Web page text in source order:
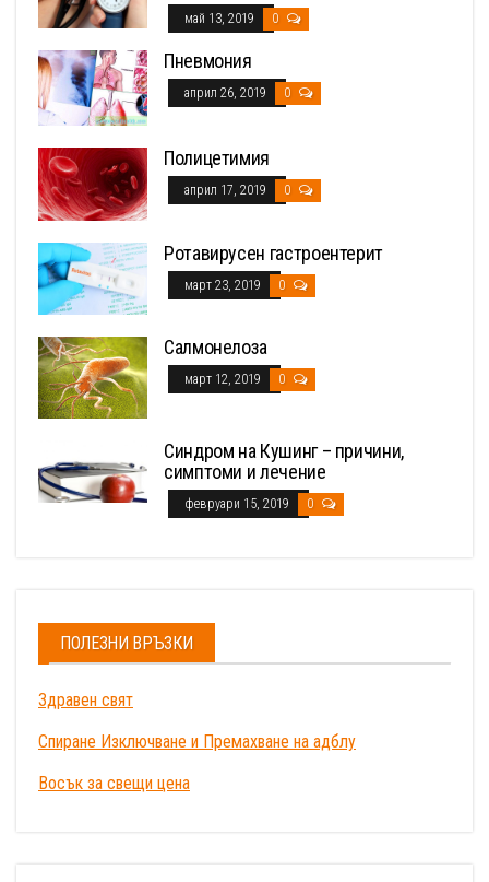
май 13, 2019 0
Пневмония
април 26, 2019 0
Полицетимия
април 17, 2019 0
Ротавирусен гастроентерит
март 23, 2019 0
Салмонелоза
март 12, 2019 0
Синдром на Кушинг – причини,
симптоми и лечение
февруари 15, 2019 0
ПОЛЕЗНИ ВРЪЗКИ
Здравен свят
Спиране Изключване и Премахване на адблу
Восък за свещи цена